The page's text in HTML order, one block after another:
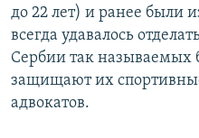
до 22 лет) и ранее были
всегда удавалось
Сербии так называемых
защищают их
адвокатов.